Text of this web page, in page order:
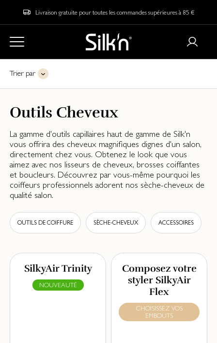
Livraison gratuite pour toutes les commandes supérieures à 85 €
Trier par
Outils Cheveux
La gamme d'outils capillaires haut de gamme de Silk'n
vous offrira des cheveux magnifiques dignes d'un salon,
directement chez vous. Obtenez le look que vous
aimez avec nos lisseurs de cheveux, brosses coiffantes
et boucleurs. Découvrez par vous-même pourquoi les
coiffeurs professionnels adorent nos sèche-cheveux de
qualité salon.
OUTILS DE COIFFURE SÈCHE-CHEVEUX ACCESSOIRES
SilkyAir Trinity
NOUVEAUTÉ
Composez votre
styler SilkyAir
Flex
CHOISISSEZ VOS
EMBOUTS